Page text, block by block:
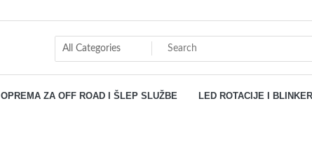
OPREMA ZA OFF ROAD I ŠLEP SLUŽBE LED ROTACIJE I